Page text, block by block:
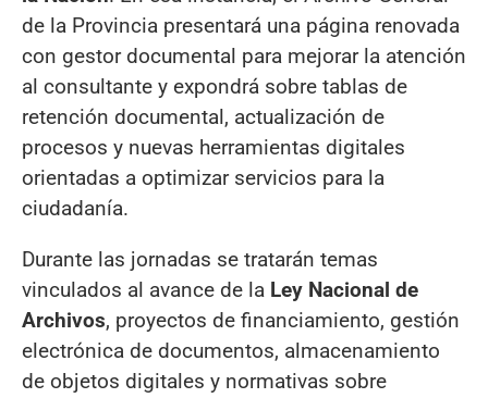
de la Provincia presentará una página renovada
con gestor documental para mejorar la atención
al consultante y expondrá sobre tablas de
retención documental, actualización de
procesos y nuevas herramientas digitales
orientadas a optimizar servicios para la
ciudadanía.
Durante las jornadas se tratarán temas
vinculados al avance de la Ley Nacional de
Archivos, proyectos de financiamiento, gestión
electrónica de documentos, almacenamiento
de objetos digitales y normativas sobre